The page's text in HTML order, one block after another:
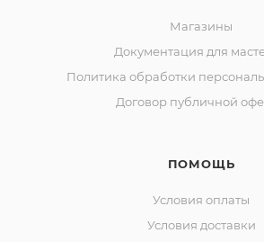
Магазины
Документация для
Политика обработки
Договор публичной
ПОМОЩЬ
Условия оплаты
Условия доставки